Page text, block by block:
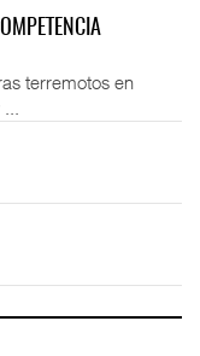
terremotos en